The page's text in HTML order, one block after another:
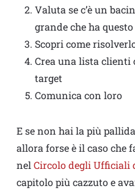
Valuta se c’è un
grande che ha
Scopri come
Crea una lista clienti
target
Comunica con loro
E se non hai la più
allora forse è il caso che
nelCircolo degli Ufficiali
capitolo più cazzuto e